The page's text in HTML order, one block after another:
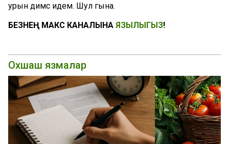
урын димәс идем. Шул гына.
БЕЗНЕҢ МАКС КАНАЛЫНА ЯЗЫЛЫГЫЗ!
Охшаш язмалар